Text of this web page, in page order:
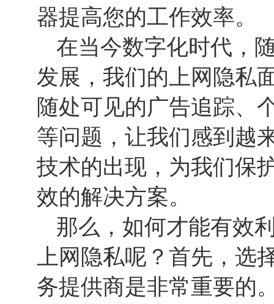
器提高您的工作效率。
在当今数字化时代，
发展，我们的上网隐私
随处可见的广告追踪、
等问题，让我们感到越
技术的出现，为我们保
效的解决方案。
那么，如何才能有效
上网隐私呢？首先，选
务提供商是非常重要的